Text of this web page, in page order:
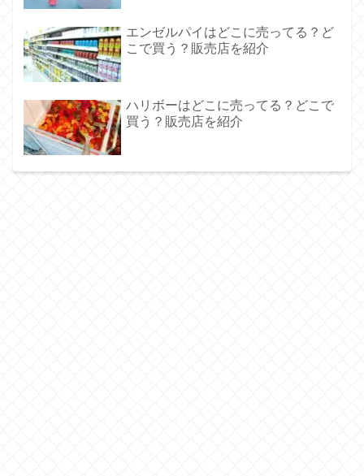
エンゼルパイはどこに売ってる？ど
こで買う？販売店を紹介
ハリボーはどこに売ってる？どこで
買う？販売店を紹介